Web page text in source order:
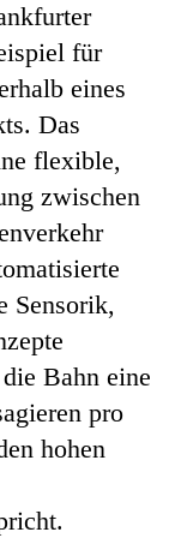
für
eines
Das
flexible,
zwischen
Sensorik,
Bahn eine
pro
hohen